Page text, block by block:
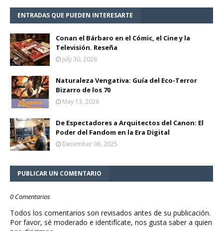
ENTRADAS QUE PUEDEN INTERESARTE
Conan el Bárbaro en el Cómic, el Cine y la
Televisión. Reseña
July 30, 2026
Naturaleza Vengativa: Guía del Eco-Terror
Bizarro de los 70
May 13, 2026
De Espectadores a Arquitectos del Canon: El
Poder del Fandom en la Era Digital
December 06, 2025
PUBLICAR UN COMENTARIO
0 Comentarios
Todos los comentarios son revisados antes de su publicación.
Por favor, sé moderado e identifícate, nos gusta saber a quien